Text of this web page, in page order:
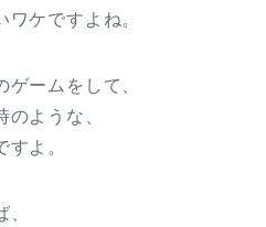
ケですよね。
ームをして、
ような、
よ。